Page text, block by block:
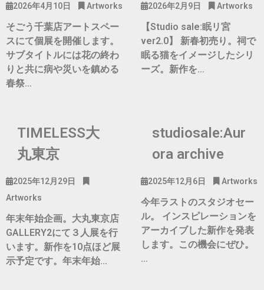
2026年4月10日 Artworks
そごう千葉店アートスペー
スにて個展を開催します。
サブタイトルには花の終わ
りと共に病や災いを鎮める
春祭…
2026年2月9日 Artworks
【Studio sale:眠リ宮
ver2.0】 新春初売り。祠で
眠る猫をイメージしたシリ
ーズ。新作を…
TIMELESS大
丸東京
2025年12月29日
Artworks
年末年始企画。大丸東京店
GALLERY2にて３人展を行
います。新作を10点ほど展
示予定です。年末年始…
studiosale:Aur
ora archive
2025年12月6日 Artworks
今年ラストのスタジオセー
ル。 インスピレーションを
アーカイブした新作を発表
します。この機会にぜひ。
…